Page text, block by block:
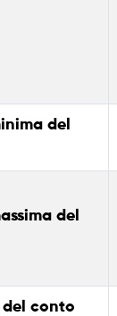
del
del
conto